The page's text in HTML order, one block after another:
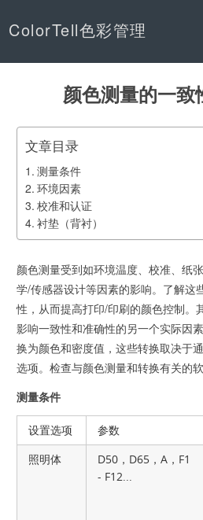
ColorTell色彩管理
颜色测量的一致
文章目录
测量条件
环境因素
校准和认证
衬垫（背衬）
颜色测量受到如环境温度、校准、纸
学/传感器设计等因素的影响。了解这
性，从而提高打印/印刷的颜色控制。
影响一致性和准确性的另一个实际因
换为颜色和密度值，这些转换取决于
选项。检查与颜色测量和转换有关的
测量条件
设置选项 参数
照明体
D50，D65，A，F1
- F12...